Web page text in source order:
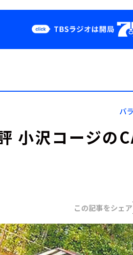
会社
バ
小沢コージの
この記事をシェア